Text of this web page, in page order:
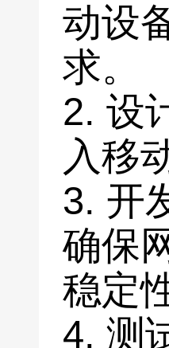
动设
求。
2. 设
入移
3. 开
确保
稳定
4. 测